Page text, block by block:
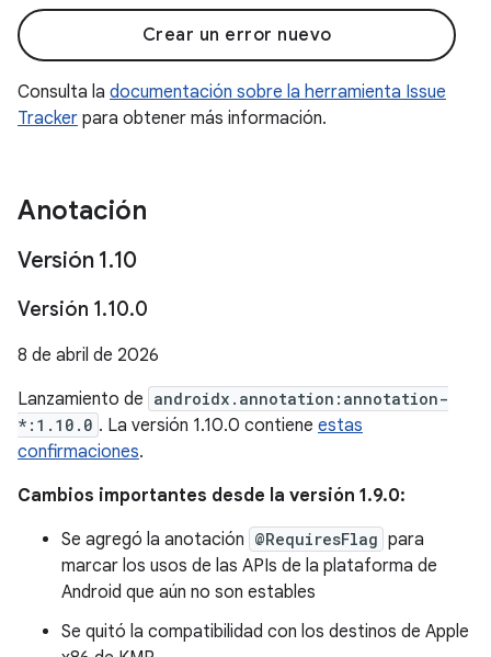
Crear un error nuevo
Consulta la documentación sobre la herramienta Issue
Tracker para obtener más información.
Anotación
Versión 1.10
Versión 1.10.0
8 de abril de 2026
Lanzamiento de androidx.annotation:annotation-
*:1.10.0 . La versión 1.10.0 contiene estas
confirmaciones.
Cambios importantes desde la versión 1.9.0:
Se agregó la anotación @RequiresFlag para
marcar los usos de las APIs de la plataforma de
Android que aún no son estables
Se quitó la compatibilidad con los destinos de Apple